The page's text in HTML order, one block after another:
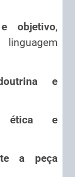
objetivo,
e
ética e
a peça